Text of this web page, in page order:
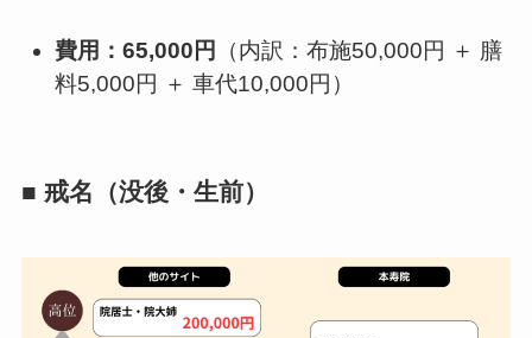
費用：65,000円
（内訳：布施50,000円 ＋ 膳
料5,000円 ＋ 車代10,000円）
■ 戒名（没後・生前）